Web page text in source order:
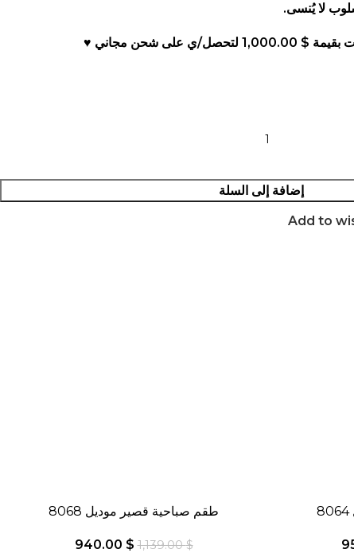
لا يُنسى.
بقيمة 1,000.00 $ لتحصل/ي على شحن مجاني ♥
إضافة إلى السلة
Add to
طقم صباحية قصير موديل 8068
1,139.00$
940.00 $